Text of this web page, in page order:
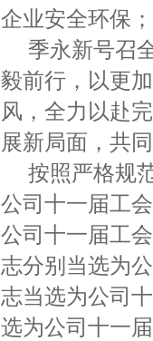
企业安全环保
季永新号召
毅前行，以更
风，全力以赴
展新局面，共
按照严格规
公司十一届工
公司十一届工
志分别当选为
志当选为公司
选为公司十一